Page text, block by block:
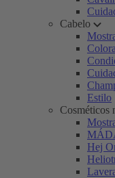
Cabelo
Estilo
Cosméticos
Hej